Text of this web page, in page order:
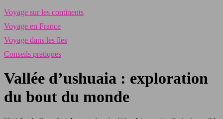
Voyage sur les continents
Voyage en France
Voyage dans les îles
Conseils pratiques
Vallée d’ushuaia : exploration
du bout du monde